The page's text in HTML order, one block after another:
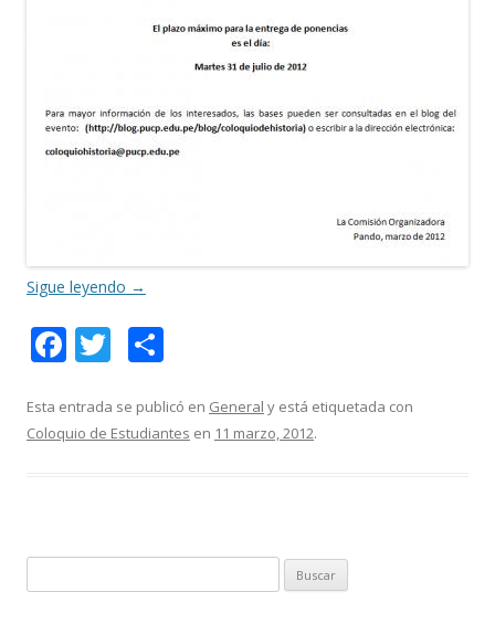
Sigue leyendo →
F
e
b
k
T
itt
er
m
p
r
Esta entrada se publicó en General y está etiquetada con
Coloquio de Estudiantes en 11 marzo, 2012.
u